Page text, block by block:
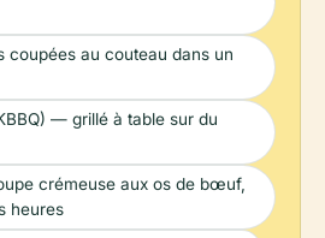
coupées au couteau dans un
— grillé à table sur du
crémeuse aux os de bœuf,
heures